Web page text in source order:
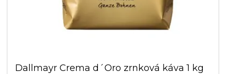
Dallmayr Crema d´Oro zrnková káva 1 kg